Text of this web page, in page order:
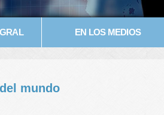
EN LOS MEDIOS
mundo